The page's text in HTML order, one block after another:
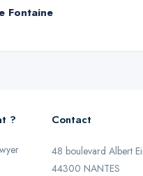
Fontaine
? Contact
48 boulevard Albert
44300 NANTES